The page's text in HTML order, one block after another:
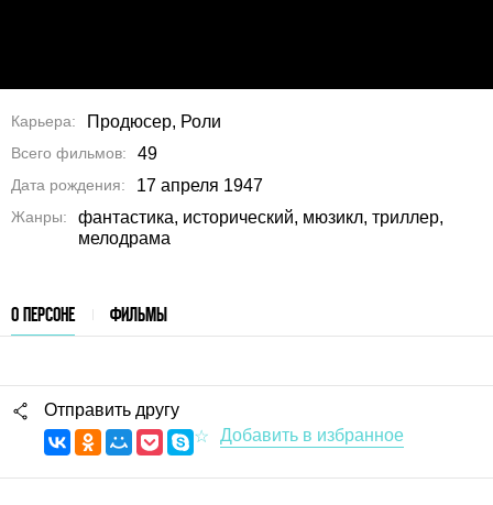
Карьера Продюсер, Роли
Всего фильмов 49
Дата рождения 17 апреля 1947
Жанры
фантастика, исторический, мюзикл, триллер,
мелодрама
О ПЕРСОНЕ ФИЛЬМЫ
Отправить другу